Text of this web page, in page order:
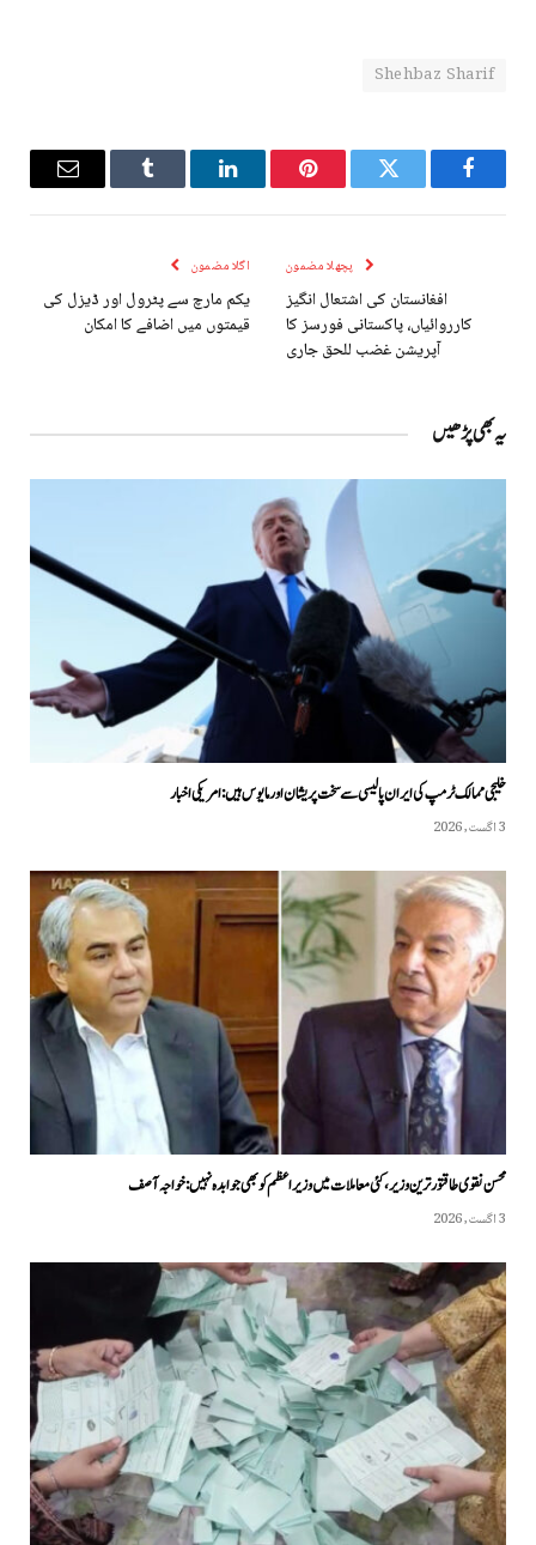
Shehbaz Sharif
Facebook
Twitter
Pinterest
LinkedIn
Tumblr
Email
پچھلا مضمون
افغانستان کی اشتعال انگیز
کارروائیاں، پاکستانی فورسز کا
آپریشن غضب للحق جاری
اگلا مضمون
یکم مارچ سے پٹرول اور ڈیزل کی
قیمتوں میں اضافے کا امکان
یہ بھی پڑھیں
خلیجی ممالک ٹرمپ کی ایران پالیسی سے سخت پریشان اور مایوس ہیں: امریکی اخبار
3 اگست, 2026
محسن نقوی طاقتور ترین وزیر، کئی معاملات میں وزیراعظم کو بھی جوابدہ نہیں: خواجہ آصف
3 اگست, 2026